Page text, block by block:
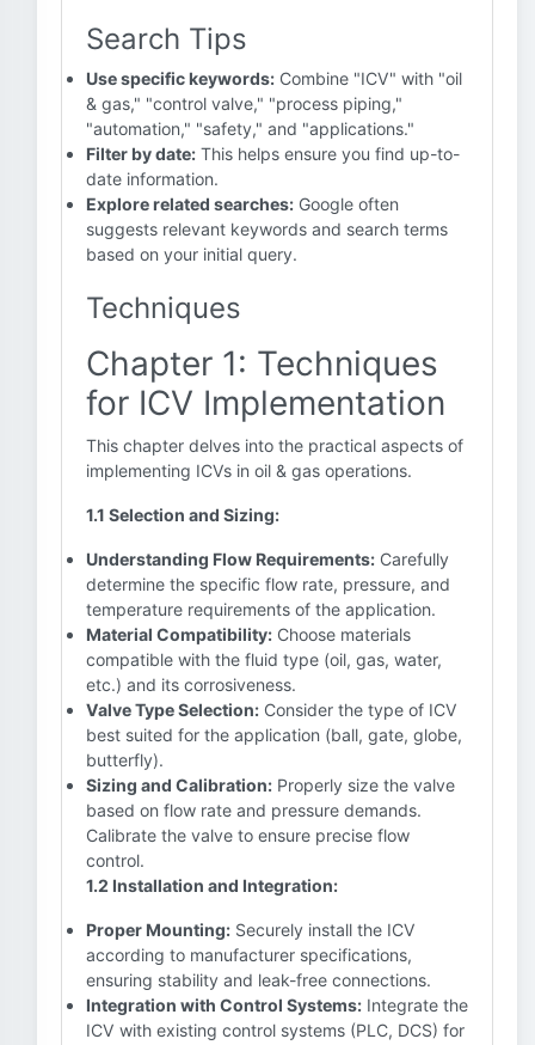
Search Tips
Use specific keywords: Combine "ICV" with "oil
& gas," "control valve," "process piping,"
"automation," "safety," and "applications."
Filter by date: This helps ensure you find up-to-
date information.
Explore related searches: Google often
suggests relevant keywords and search terms
based on your initial query.
Techniques
Chapter 1: Techniques
for ICV Implementation
This chapter delves into the practical aspects of
implementing ICVs in oil & gas operations.
1.1 Selection and Sizing:
Understanding Flow Requirements: Carefully
determine the specific flow rate, pressure, and
temperature requirements of the application.
Material Compatibility: Choose materials
compatible with the fluid type (oil, gas, water,
etc.) and its corrosiveness.
Valve Type Selection: Consider the type of ICV
best suited for the application (ball, gate, globe,
butterfly).
Sizing and Calibration: Properly size the valve
based on flow rate and pressure demands.
Calibrate the valve to ensure precise flow
control.
1.2 Installation and Integration:
Proper Mounting: Securely install the ICV
according to manufacturer specifications,
ensuring stability and leak-free connections.
Integration with Control Systems: Integrate the
ICV with existing control systems (PLC, DCS) for